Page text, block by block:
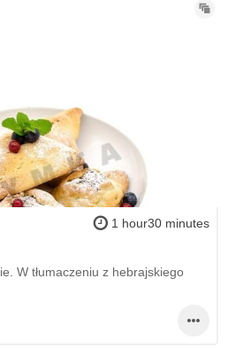
1 hour30 minutes
W tłumaczeniu z hebrajskiego